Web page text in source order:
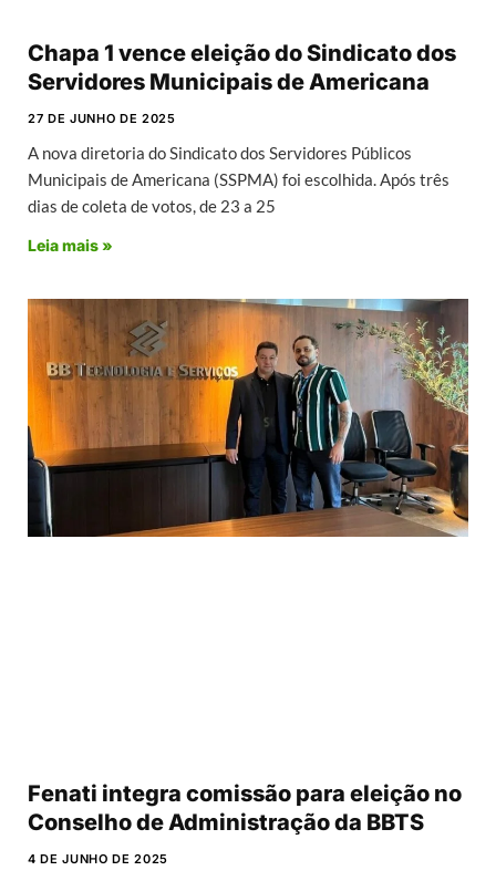
Chapa 1 vence eleição do Sindicato dos
Servidores Municipais de Americana
27 DE JUNHO DE 2025
A nova diretoria do Sindicato dos Servidores Públicos
Municipais de Americana (SSPMA) foi escolhida. Após três
dias de coleta de votos, de 23 a 25
Leia mais »
Fenati integra comissão para eleição no
Conselho de Administração da BBTS
4 DE JUNHO DE 2025